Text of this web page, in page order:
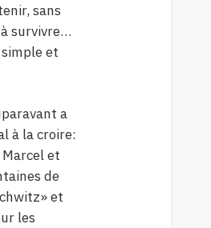
sans
survivre…
et
a
à la croire:
et
de
et
les